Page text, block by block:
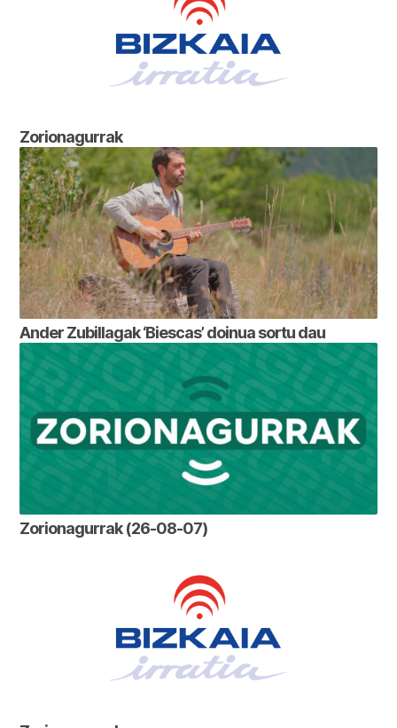
Zorionagurrak
Ander Zubillagak ‘Biescas’ doinua sortu dau
Zorionagurrak (26-08-07)